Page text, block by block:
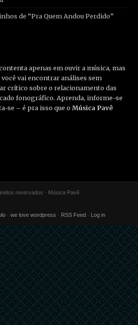
de “Pra Quem Andou Perdido”
apenas em ouvir a música, mas
vai encontrar análises sem
crítico sobre o relacionamento das
fonográfico. Aprenda, informe-se
se – é pra isso que oMúsica Pavê
reservados · Música Pavê
· we love wordpress · RSS Feed · Log in